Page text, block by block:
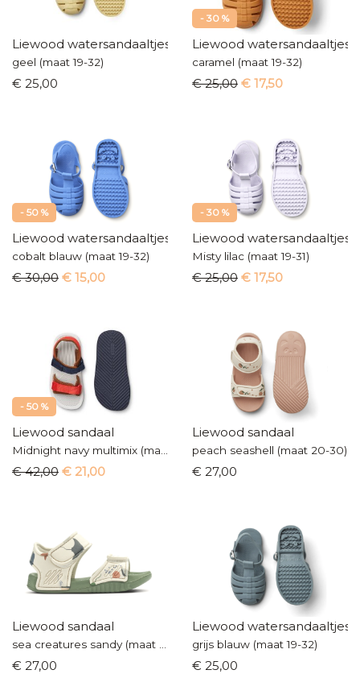
Liewood watersandaaltjes
geel (maat 19-32)
€ 25,00
- 30 %
Liewood watersandaaltjes
caramel (maat 19-32)
€ 25,00 € 17,50
- 50 %
Liewood watersandaaltjes
cobalt blauw (maat 19-32)
€ 30,00 € 15,00
- 30 %
Liewood watersandaaltjes
Misty lilac (maat 19-31)
€ 25,00 € 17,50
- 50 %
Liewood sandaal
€ 42,00 € 21,00
Liewood sandaal
peach seashell (maat 20-30)
€ 27,00
Liewood sandaal
€ 27,00
Liewood watersandaaltjes
grijs blauw (maat 19-32)
€ 25,00